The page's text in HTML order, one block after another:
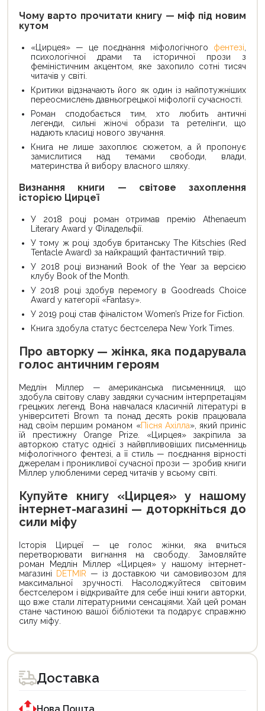
Чому варто прочитати книгу — міф під новим
кутом
«Цирцея» — це поєднання міфологічного фентезі
психологічної драми та історичної прози з
феміністичним акцентом, яке захопило сотні тисяч
читачів у світі.
Критики відзначають його як один із найпотужніших
переосмислень давньогрецької міфології сучасності.
Роман сподобається тим, хто любить античні
легенди, сильні жіночі образи та ретелінги, що
надають класиці нового звучання.
Книга не лише захоплює сюжетом, а й пропонує
замислитися над темами свободи, влади,
материнства й вибору власного шляху.
Визнання книги — світове захоплення
історією Цирцеї
У 2018 році роман отримав премію Athenaeum
Literary Award у Філадельфії.
У тому ж році здобув британську The Kitschies (Red
Tentacle Award) за найкращий фантастичний твір.
У 2018 році визнаний Book of the Year за версією
клубу Book of the Month.
У 2018 році здобув перемогу в Goodreads Choice
Award у категорії «Fantasy».
У 2019 році став фіналістом Women’s Prize for Fiction.
Книга здобула статус бестселера New York Times.
Про авторку — жінка, яка подарувала
голос античним героям
Медлін Міллер — американська письменниця, що
здобула світову славу завдяки сучасним інтерпретаціям
грецьких легенд. Вона навчалася класичній літературі в
університеті Brown та понад десять років працювала
над своїм першим романом «Пісня Ахілла», який приніс
їй престижну Orange Prize. «Цирцея» закріпила за
авторкою статус однієї з найвпливовіших письменниць
міфологічного фентезі, а її стиль — поєднання вірності
джерелам і проникливої сучасної прози — зробив книги
Міллер улюбленими серед читачів у всьому світі.
Купуйте книгу «Цирцея» у нашому
інтернет-магазині — доторкніться до
сили міфу
Історія Цирцеї — це голос жінки, яка вчиться
перетворювати вигнання на свободу. Замовляйте
роман Медлін Міллер «Цирцея» у нашому інтернет-
магазині
DETMIR — із доставкою чи самовивозом для
максимальної зручності. Насолоджуйтеся світовим
бестселером і відкривайте для себе інші книги авторки,
що вже стали літературними сенсаціями. Хай цей роман
стане частиною вашої бібліотеки та подарує справжню
силу міфу.
Доставка